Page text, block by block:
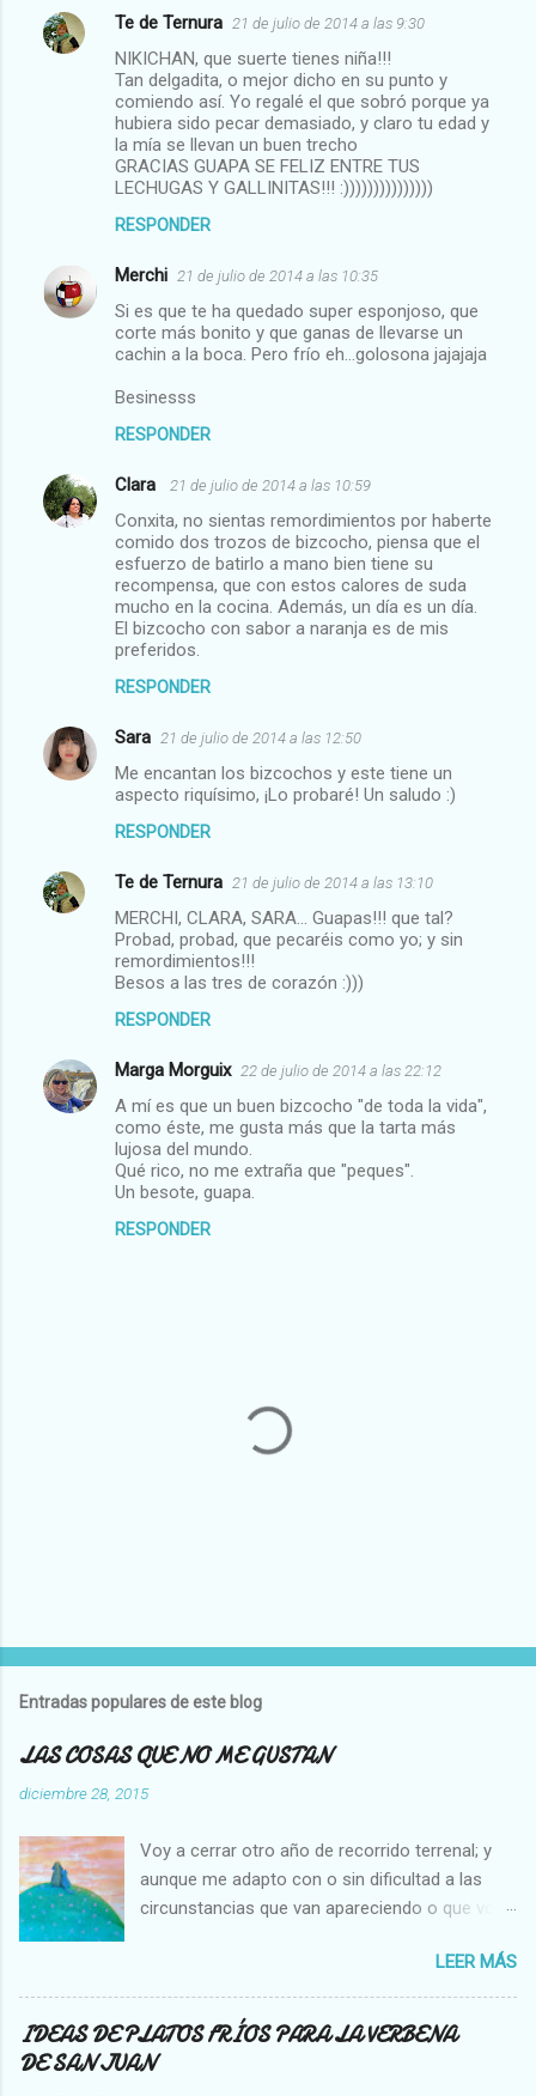
Te de Ternura 21 de julio de 2014 a las 9:30
NIKICHAN, que suerte tienes niña!!!
Tan delgadita, o mejor dicho en su punto y
comiendo así. Yo regalé el que sobró porque ya
hubiera sido pecar demasiado, y claro tu edad y
la mía se llevan un buen trecho
GRACIAS GUAPA SE FELIZ ENTRE TUS
LECHUGAS Y GALLINITAS!!! :)))))))))))))))
RESPONDER
Merchi 21 de julio de 2014 a las 10:35
Si es que te ha quedado super esponjoso, que
corte más bonito y que ganas de llevarse un
cachin a la boca. Pero frío eh...golosona jajajaja
Besinesss
RESPONDER
Clara 21 de julio de 2014 a las 10:59
Conxita, no sientas remordimientos por haberte
comido dos trozos de bizcocho, piensa que el
esfuerzo de batirlo a mano bien tiene su
recompensa, que con estos calores de suda
mucho en la cocina. Además, un día es un día.
El bizcocho con sabor a naranja es de mis
preferidos.
RESPONDER
Sara 21 de julio de 2014 a las 12:50
Me encantan los bizcochos y este tiene un
aspecto riquísimo, ¡Lo probaré! Un saludo :)
RESPONDER
Te de Ternura 21 de julio de 2014 a las 13:10
MERCHI, CLARA, SARA... Guapas!!! que tal?
Probad, probad, que pecaréis como yo; y sin
remordimientos!!!
Besos a las tres de corazón :)))
RESPONDER
Marga Morguix 22 de julio de 2014 a las 22:12
A mí es que un buen bizcocho "de toda la vida",
como éste, me gusta más que la tarta más
lujosa del mundo.
Qué rico, no me extraña que "peques".
Un besote, guapa.
RESPONDER
l
c
a
r
n
c
o
m
e
n
r
i
o
Entradas populares de este blog
LAS COSAS QUE NO ME GUSTAN
diciembre 28, 2015
Voy a cerrar otro año de recorrido terrenal; y
aunque me adapto con o sin dificultad a las
circunstancias que van apareciendo o que voy
es decir que para mi son inamovibles, y os voy
a contar cuales son: NO ME GUSTA VER A UNA
MOSCA O UNA ABEJA DENTRO DE MI CASA, Y
NO SOPORTO MATARLAS. NO ME GUSTA QUE
LEER MÁS
IDEAS DE PLATOS FRÍOS PARA LA VERBENA
DE SAN JUAN